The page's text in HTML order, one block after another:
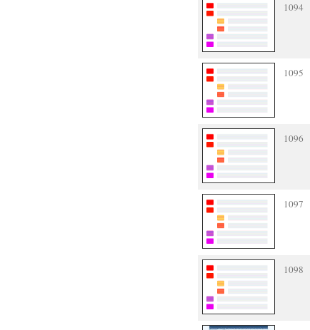
1094
1095
1096
1097
1098